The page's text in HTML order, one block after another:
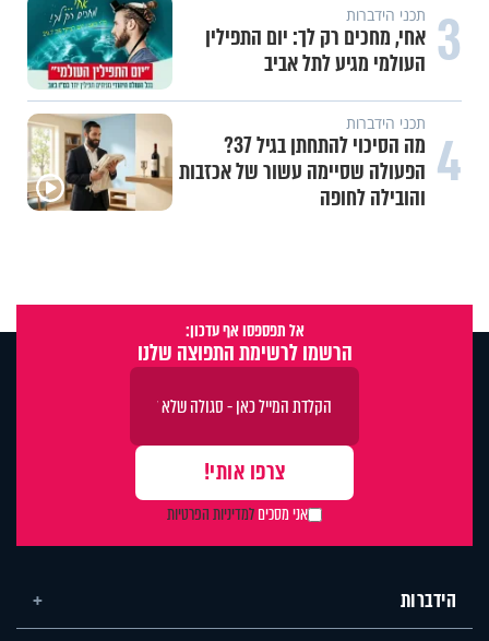
3 תכני הידברות
אחי, מחכים רק לך: יום התפילין
העולמי מגיע לתל אביב
4 תכני הידברות
מה הסיכוי להתחתן בגיל 37?
הפעולה שסיימה עשור של אכזבות
והובילה לחופה
אל תפספסו אף עדכון:
הרשמו לרשימת התפוצה שלנו
אני מסכיםלמדיניות הפרטיות
הידברות